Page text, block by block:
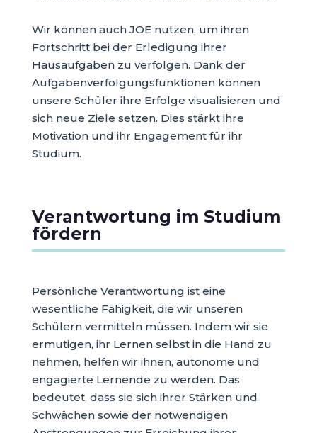
Wir können auch JOE nutzen, um ihren
Fortschritt bei der Erledigung ihrer
Hausaufgaben zu verfolgen. Dank der
Aufgabenverfolgungsfunktionen können
unsere Schüler ihre Erfolge visualisieren und
sich neue Ziele setzen. Dies stärkt ihre
Motivation und ihr Engagement für ihr
Studium.
Verantwortung im Studium
fördern
Persönliche Verantwortung ist eine
wesentliche Fähigkeit, die wir unseren
Schülern vermitteln müssen. Indem wir sie
ermutigen, ihr Lernen selbst in die Hand zu
nehmen, helfen wir ihnen, autonome und
engagierte Lernende zu werden. Das
bedeutet, dass sie sich ihrer Stärken und
Schwächen sowie der notwendigen